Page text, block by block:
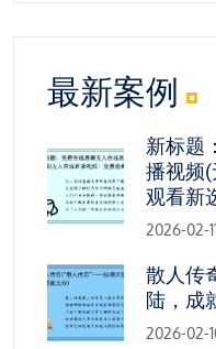
最新案例
新标题
播视频
观看新
2026-02-
散人传
陆，成
2026-02-